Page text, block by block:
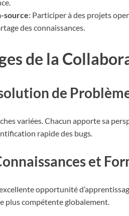
source: Participer à des projets
des connaissances.
de la
de
variées. Chacun apporte sa
rapide des bugs.
et
opportunité
plus compétente globalement.